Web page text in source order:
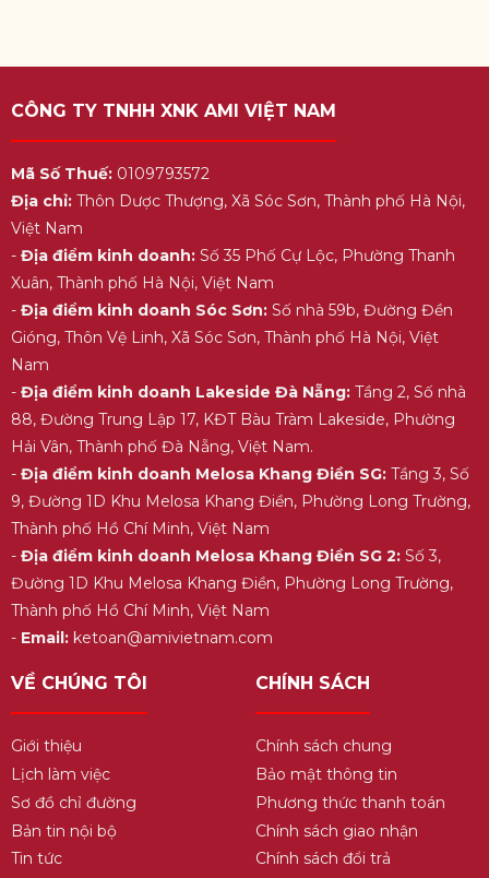
CÔNG TY TNHH XNK AMI VIỆT NAM
Mã Số Thuế:0109793572
Địa chỉ:Thôn Dược Thượng, Xã Sóc Sơn, Thành phố Hà Nội,
Việt Nam
- Địa điểm kinh doanh:Số 35 Phố Cự Lộc, Phường Thanh
Xuân, Thành phố Hà Nội, Việt Nam
- Địa điểm kinh doanh Sóc Sơn:Số nhà 59b, Đường Đền
Gióng, Thôn Vệ Linh, Xã Sóc Sơn, Thành phố Hà Nội, Việt
Nam
- Địa điểm kinh doanh Lakeside Đà Nẵng:Tầng 2, Số nhà
88, Đường Trung Lập 17, KĐT Bàu Tràm Lakeside, Phường
Hải Vân, Thành phố Đà Nẵng, Việt Nam.
- Địa điểm kinh doanh Melosa Khang Điền SG:Tầng 3, Số
9, Đường 1D Khu Melosa Khang Điền, Phường Long Trường,
Thành phố Hồ Chí Minh, Việt Nam
- Địa điểm kinh doanh Melosa Khang Điền SG 2:Số 3,
Đường 1D Khu Melosa Khang Điền, Phường Long Trường,
Thành phố Hồ Chí Minh, Việt Nam
- Email:ketoan@amivietnam.com
VỀ CHÚNG TÔI
Giới thiệu
Lịch làm việc
Sơ đồ chỉ đường
Bản tin nội bộ
Tin tức
CHÍNH SÁCH
Chính sách chung
Bảo mật thông tin
Phương thức thanh toán
Chính sách giao nhận
Chính sách đổi trả